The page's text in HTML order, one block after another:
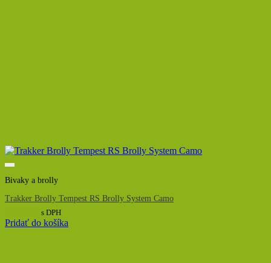
Bivaky a brolly
Trakker Brolly Tempest RS Brolly System Camo
s DPH
Pridať do košíka